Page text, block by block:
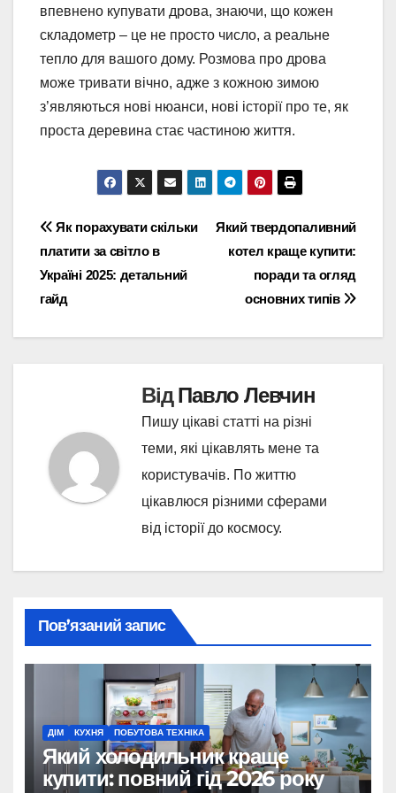
впевнено купувати дрова, знаючи, що кожен
складометр – це не просто число, а реальне
тепло для вашого дому. Розмова про дрова
може тривати вічно, адже з кожною зимою
з’являються нові нюанси, нові історії про те, як
проста деревина стає частиною життя.
Навігація
записів
Який твердопаливний
котел краще купити:
поради та огляд
основних типів
Як порахувати скільки
платити за світло в
Україні 2025: детальний
гайд
ВідПавло Левчин
Пишу цікаві статті на різні
теми, які цікавлять мене та
користувачів. По життю
цікавлюся різними сферами
від історії до космосу.
Пов’язаний запис
ДІМ КУХНЯ ПОБУТОВА ТЕХНІКА
Який холодильник краще
купити: повний гід 2026 року